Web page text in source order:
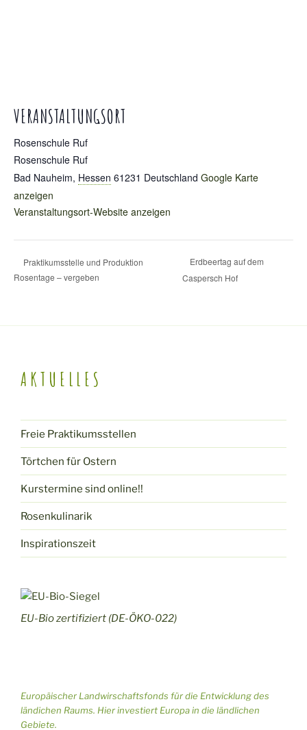
VERANSTALTUNGSORT
Rosenschule Ruf
Rosenschule Ruf
Bad Nauheim, Hessen 61231 Deutschland Google Karte
anzeigen
Veranstaltungsort-Website anzeigen
Praktikumsstelle und Produktion
Rosentage – vergeben
Erdbeertag auf dem
Caspersch Hof
AKTUELLES
Freie Praktikumsstellen
Törtchen für Ostern
Kurstermine sind online!!
Rosenkulinarik
Inspirationszeit
EU-Bio zertifiziert (DE-ÖKO-022)
Europäischer Landwirschaftsfonds für die Entwicklung des
ländichen Raums. Hier investiert Europa in die ländlichen
Gebiete.